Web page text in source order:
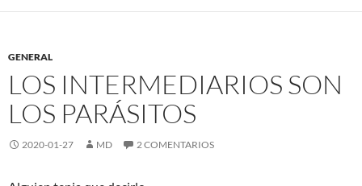
GENERAL
LOS INTERMEDIARIOS SON
LOS PARÁSITOS
2020-01-27 MD 2 COMENTARIOS